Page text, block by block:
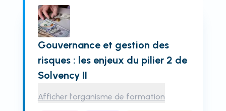
Gouvernance et gestion des
risques : les enjeux du pilier 2 de
Solvency II
Afficher l'organisme de formation